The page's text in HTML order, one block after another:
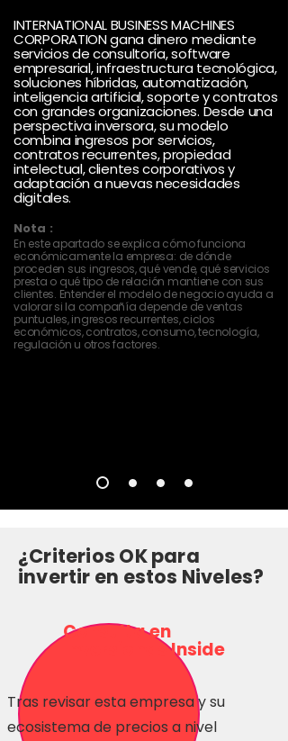
INTERNATIONAL BUSINESS MACHINES
CORPORATION gana dinero mediante
servicios de consultoría, software
empresarial, infraestructura tecnológica,
soluciones híbridas, automatización,
inteligencia artificial, soporte y contratos
con grandes organizaciones. Desde una
perspectiva inversora, su modelo
combina ingresos por servicios,
contratos recurrentes, propiedad
intelectual, clientes corporativos y
adaptación a nuevas necesidades
digitales.
Nota :
En este apartado se explica cómo funciona
económicamente la empresa: de dónde
proceden sus ingresos, qué vende, qué servicios
presta o qué tipo de relación mantiene con sus
clientes. Entender el modelo de negocio ayuda a
valorar si la compañía depende de ventas
puntuales, ingresos recurrentes, ciclos
económicos, contratos, consumo, tecnología,
regulación u otros factores.
¿Criterios OK para
invertir en estos Niveles?
Consulta en
Inversionas Inside
Tras revisar esta empresa y su
ecosistema de precios a nivel